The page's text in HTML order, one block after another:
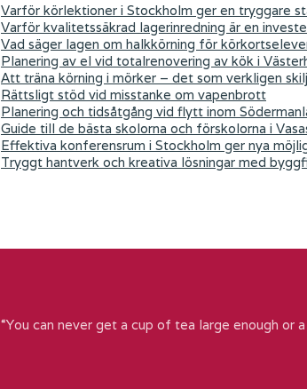
Varför körlektioner i Stockholm ger en tryggare
Varför kvalitetssäkrad lagerinredning är en
Vad säger lagen om halkkörning för
Planering av el vid totalrenovering av kök i
Att träna körning i mörker – det som verkligen
Rättsligt stöd vid misstanke om vapenbrott
Planering och tidsåtgång vid flytt inom
Guide till de bästa skolorna och förskolorna i
Effektiva konferensrum i Stockholm ger nya
Tryggt hantverk och kreativa lösningar med
“You can never get a cup of tea large enough or